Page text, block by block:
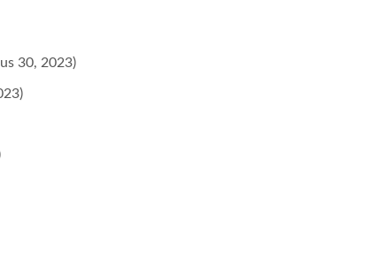
30, 2023)